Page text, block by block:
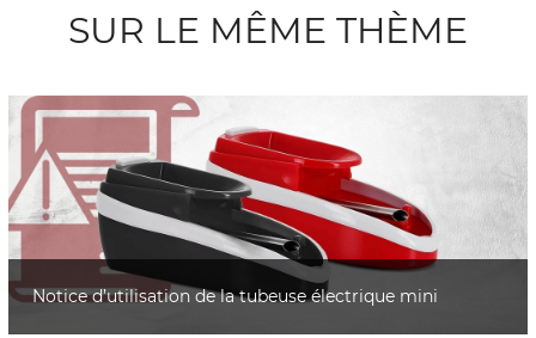
SUR LE MÊME THÈME
Notice d’utilisation de la tubeuse électrique mini